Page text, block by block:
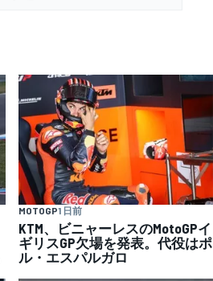
MOTOGP1 日前
KTM、ビニャーレスのMotoGPイ
ギリスGP欠場を発表。代役はポ
ル・エスパルガロ